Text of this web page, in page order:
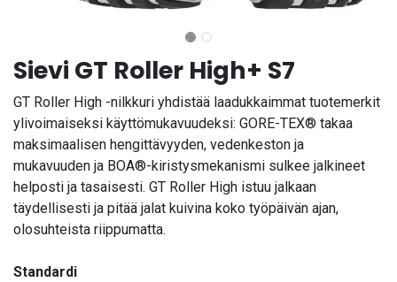
Sievi GT Roller High+ S7
GT Roller High -nilkkuri yhdistää laadukkaimmat tuotemerkit
ylivoimaiseksi käyttömukavuudeksi: GORE-TEX® takaa
maksimaalisen hengittävyyden, vedenkeston ja
mukavuuden ja BOA®-kiristysmekanismi sulkee jalkineet
helposti ja tasaisesti. GT Roller High istuu jalkaan
täydellisesti ja pitää jalat kuivina koko työpäivän ajan,
olosuhteista riippumatta.
Standardi